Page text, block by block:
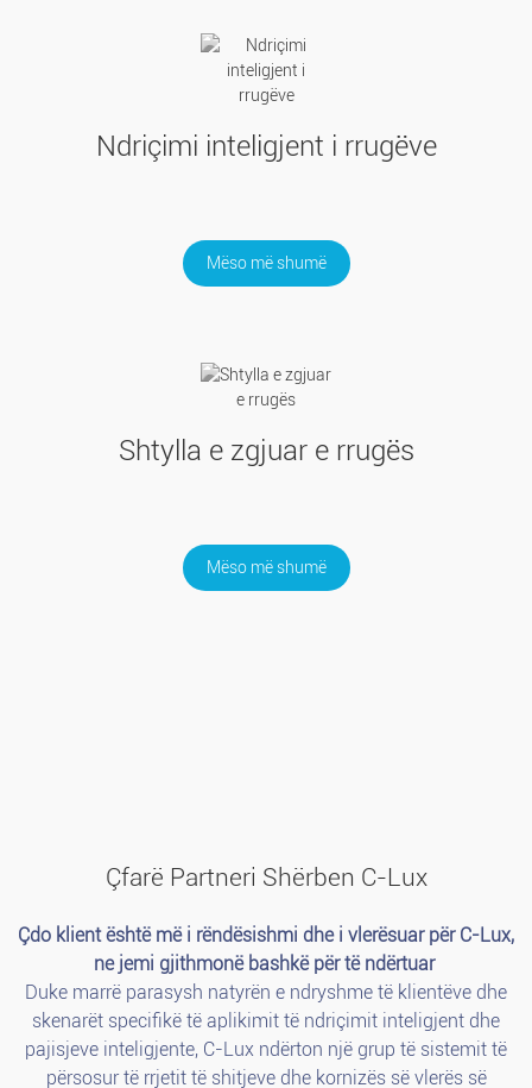
Ndriçimi inteligjent i rrugëve
Mëso më shumë
Shtylla e zgjuar e rrugës
Mëso më shumë
Çfarë Partneri Shërben C-Lux
Çdo klient është më i rëndësishmi dhe i vlerësuar për C-Lux,
ne jemi gjithmonë bashkë për të ndërtuar
Duke marrë parasysh natyrën e ndryshme të klientëve dhe
skenarët specifikë të aplikimit të ndriçimit inteligjent dhe
pajisjeve inteligjente, C-Lux ndërton një grup të sistemit të
përsosur të rrjetit të shitjeve dhe kornizës së vlerës së